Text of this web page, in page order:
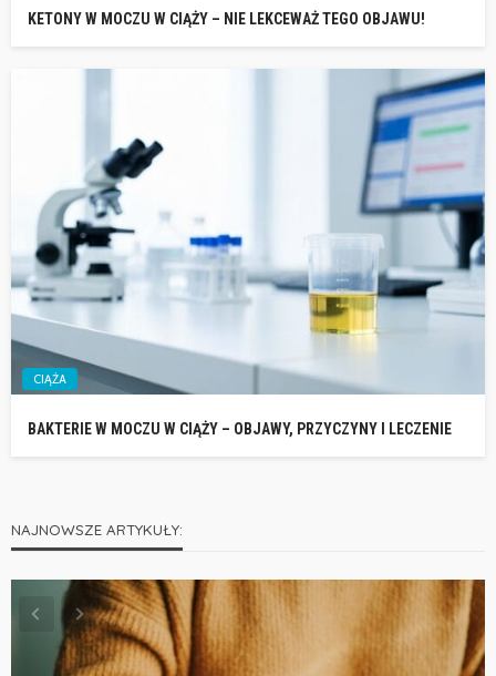
KETONY W MOCZU W CIĄŻY – NIE LEKCEWAŻ TEGO OBJAWU!
CIĄŻA
BAKTERIE W MOCZU W CIĄŻY – OBJAWY, PRZYCZYNY I LECZENIE
NAJNOWSZE ARTYKUŁY: